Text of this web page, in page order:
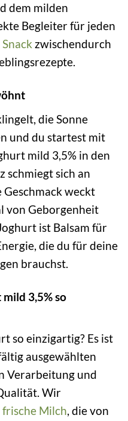
dem milden
Begleiter für jeden
Snack zwischendurch
die Sonne
und du startest mit
mild 3,5% in den
schmiegt sich an
weckt
von Geborgenheit
ist Balsam für
die du für deine
brauchst.
3,5% so
so einzigartig? Es ist
ausgewählten
Verarbeitung und
Wir
frische Milch, die von